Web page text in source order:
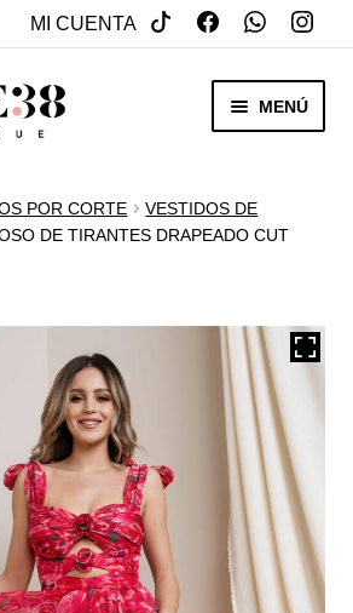
MI CUENTA
MENÚ
MENÚ
HIJO
POR CORTE
VESTIDOS DE
DE TIRANTES DRAPEADO CUT